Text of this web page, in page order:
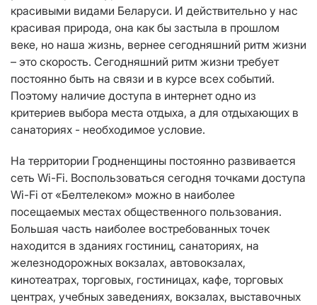
красивыми видами Беларуси. И действительно у нас
красивая природа, она как бы застыла в прошлом
веке, но наша жизнь, вернее сегодняшний ритм жизни
– это скорость. Сегодняшний ритм жизни требует
постоянно быть на связи и в курсе всех событий.
Поэтому наличие доступа в интернет одно из
критериев выбора места отдыха, а для отдыхающих в
санаториях - необходимое условие.
На территории Гродненщины постоянно развивается
сеть Wi-Fi. Воспользоваться сегодня точками доступа
Wi-Fi от «Белтелеком» можно в наиболее
посещаемых местах общественного пользования.
Большая часть наиболее востребованных точек
находится в зданиях гостиниц, санаториях, на
железнодорожных вокзалах, автовокзалах,
кинотеатрах, торговых, гостиницах, кафе, торговых
центрах, учебных заведениях, вокзалах, выставочных